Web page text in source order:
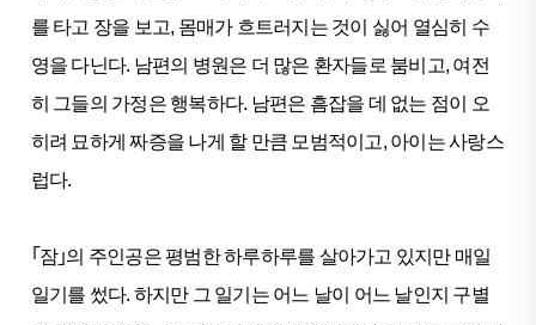
를 타고 장을 보고, 몸매가 흐트러지는 것이 싫어 열심히 수
영을 다닌다. 남편의 병원은 더 많은 환자들로 붐비고, 여전
히 그들의 가정은 행복하다. 남편은 흠잡을 데 없는 점이 오
히려 묘하게 짜증을 나게 할 만큼 모범적이고, 아이는 사랑스
럽다.
｢잠｣의 주인공은 평범한 하루하루를 살아가고 있지만 매일
일기를 썼다. 하지만 그 일기는 어느 날이 어느 날인지 구별